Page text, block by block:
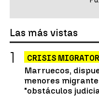
Las más vistas
CRISIS
Marruecos,
menores
"obstáculos